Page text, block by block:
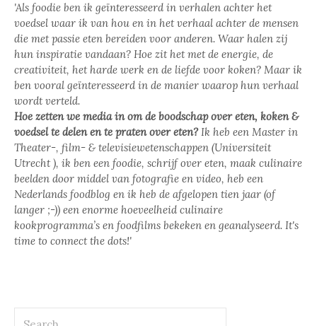
'Als foodie ben ik geïnteresseerd in verhalen achter het
voedsel waar ik van hou en in het verhaal achter de mensen
die met passie eten bereiden voor anderen. Waar halen zij
hun inspiratie vandaan? Hoe zit het met de energie, de
creativiteit, het harde werk en de liefde voor koken? Maar ik
ben vooral geïnteresseerd in de manier waarop hun verhaal
wordt verteld.
Hoe zetten we media in om de boodschap over eten, koken &
voedsel te delen en te praten over eten?Ik heb een Master in
Theater-, film- & televisiewetenschappen (Universiteit
Utrecht ), ik ben een foodie, schrijf over eten, maak culinaire
beelden door middel van fotografie en video, heb een
Nederlands foodblog en ik heb de afgelopen tien jaar (of
langer ;-)) een enorme hoeveelheid culinaire
kookprogramma’s en foodfilms bekeken en geanalyseerd. It's
time to connect the dots!'